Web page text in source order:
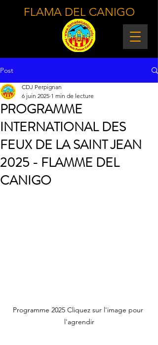
FLAMA DEL CANIGO
Post
PROGRAMME
INTERNATIONAL DES
FEUX DE LA SAINT JEAN
2025 - FLAMME DEL
CANIGO
CDJ Perpignan
6 juin 2025 1 min de lecture
Programme 2025 Cliquez sur l'image pour
l'agrendir